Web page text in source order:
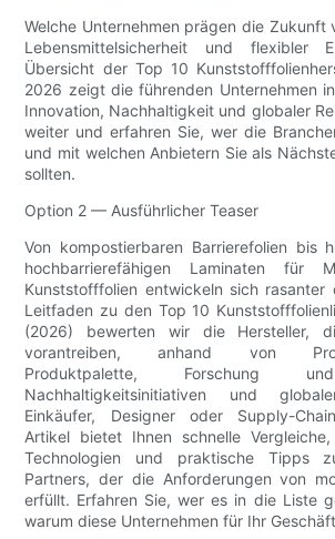
Welche Unternehmen prägen die Zukunft
Lebensmittelsicherheit und flexibler
Übersicht der Top 10
2026 zeigt die führenden Unternehmen
Innovation, Nachhaltigkeit und globaler
weiter und erfahren Sie, wer die
und mit welchen Anbietern Sie als
sollten.
Option 2 — Ausführlicher Teaser
Von kompostierbaren Barrierefolien bis
hochbarrierefähigen Laminaten für
Kunststofffolien entwickeln sich rasanter
Leitfaden zu den Top 10
(2026) bewerten wir die Hersteller,
vorantreiben, anhand von
Produktpalette, Forschung
Nachhaltigkeitsinitiativen und
Einkäufer, Designer oder Supply-
Artikel bietet Ihnen schnelle
Technologien und praktische Tipps
Partners, der die Anforderungen von
erfüllt. Erfahren Sie, wer es in die Liste
warum diese Unternehmen für Ihr